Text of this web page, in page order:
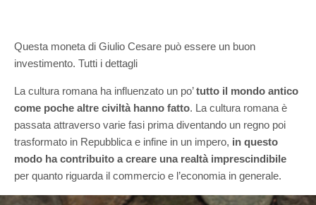
Questa moneta di Giulio Cesare può essere un buon
investimento. Tutti i dettagli
La cultura romana ha influenzato un po’tutto il mondo antico
come poche altre civiltà hanno fatto. La cultura romana è
passata attraverso varie fasi prima diventando un regno poi
trasformato in Repubblica e infine in un impero, in questo
modo ha contribuito a creare una realtà imprescindibile
per quanto riguarda il commercio e l’economia in generale.